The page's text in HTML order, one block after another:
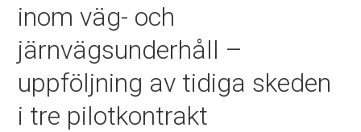
inom väg- och
järnvägsunderhåll –
uppföljning av tidiga skeden
i tre pilotkontrakt